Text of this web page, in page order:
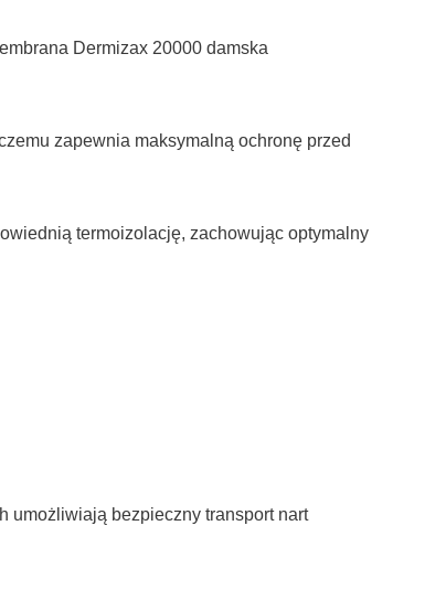
Dermizax 20000 damska
zapewnia maksymalną ochronę przed
termoizolację, zachowując optymalny
umożliwiają bezpieczny transport nart